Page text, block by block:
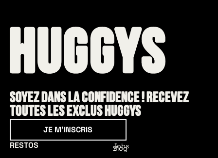
Soyez dans la confidence ! Recevez
toutes les exclus HUGGYS
JE M'INSCRIS
RESTOS
Jobs
Blog